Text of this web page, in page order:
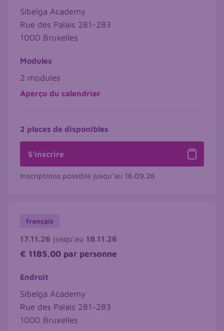
Sibelga Academy
Rue des Palais 281-283
1000 Bruxelles
Modules
2 modules
Aperçu du calendrier
2 places de disponibles
S'inscrire
Inscriptions possible jusqu'au 16.09.26
français
17.11.26 jusqu'au 18.11.26
€ 1185,00 par personne
Endroit
Sibelga Academy
Rue des Palais 281-283
1000 Bruxelles